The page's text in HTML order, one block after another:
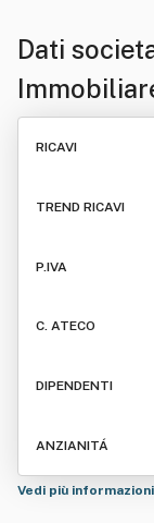
Dati
RICAVI
TREND RICAVI
P.IVA
C. ATECO
DIPENDENTI
ANZIANITÁ
Vedi più informazioni